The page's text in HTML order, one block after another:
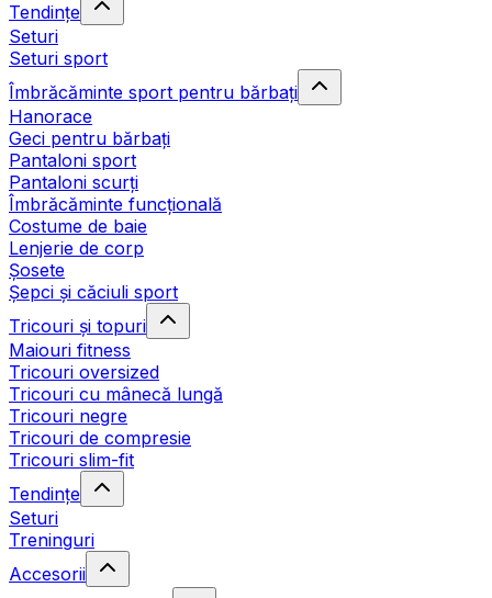
Tendințe
Seturi
Seturi sport
Îmbrăcăminte sport pentru bărbați
Hanorace
Geci pentru bărbați
Pantaloni sport
Pantaloni scurți
Îmbrăcăminte funcțională
Costume de baie
Lenjerie de corp
Șosete
Șepci și căciuli sport
Tricouri și topuri
Maiouri fitness
Tricouri oversized
Tricouri cu mânecă lungă
Tricouri negre
Tricouri de compresie
Tricouri slim-fit
Tendințe
Seturi
Treninguri
Accesorii